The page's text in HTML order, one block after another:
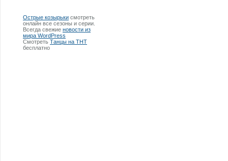
Острые козырьки смотреть
онлайн все сезоны и серии.
Всегда свежие новости из
мира WordPress
Смотреть Танцы на ТНТ
бесплатно